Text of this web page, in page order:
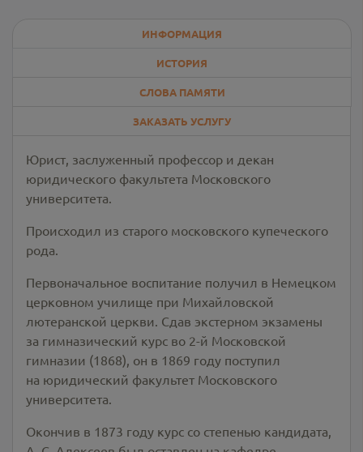
ИНФОРМАЦИЯ
ИСТОРИЯ
СЛОВА ПАМЯТИ
ЗАКАЗАТЬ УСЛУГУ
Юрист, заслуженный профессор и декан
юридического факультета Московского
университета.
Происходил из старого московского купеческого
рода.
Первоначальное воспитание получил в Немецком
церковном училище при Михайловской
лютеранской церкви. Сдав экстерном экзамены
за гимназический курс во 2-й Московской
гимназии (1868), он в 1869 году поступил
на юридический факультет Московского
университета.
Окончив в 1873 году курс со степенью кандидата,